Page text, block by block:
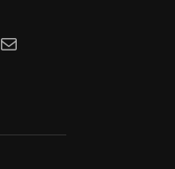
電子郵件